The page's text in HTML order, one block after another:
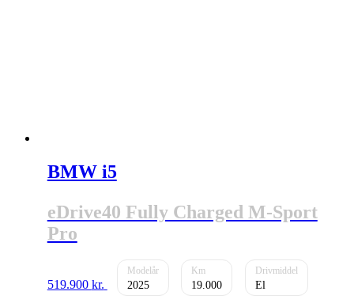
BMW i5
eDrive40 Fully Charged M-Sport
Pro
519.900 kr. 2025 19.000 El